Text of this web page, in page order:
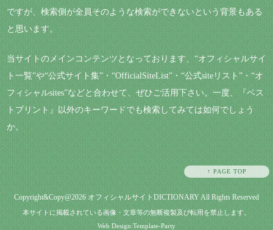
ですが、検索側が全員そのような検索ができないという背景もある
と思います。
当サイトのメインコンテンツとなっております、“オフィシャルサイ
ト一覧”や“公式サイト集”・“OfficialSiteList”・“公式siteリスト”・“オ
フィシャルsites”などと合わせて、ぜひご活用下さい。一度、『ベス
トプリント』以外のキーワードでも検索してみては如何でしょう
か。
↑ PAGE TOP
Copyright&Copy@2026 オフィシャルサイトDICTIONARY All Rights Reserved
本サイトに掲載されている画像・文章等の無断複製及び転用を禁止します。
Web Design:Template-Party